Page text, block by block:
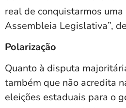
real de conquistarmos
Assembleia Legislativa”,
Polarização
Quanto à disputa
também que não acredita
eleições estaduais para o